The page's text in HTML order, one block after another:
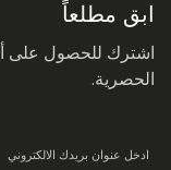
ابق مطلعاً
اشترك للحصول على
الحصرية.